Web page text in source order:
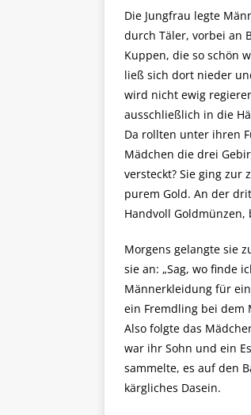
Die Jungfrau legte
durch Täler, vorbei an
Kuppen, die so schön
ließ sich dort nieder
wird nicht ewig
ausschließlich in die
Da rollten unter ihren
Mädchen die drei
versteckt? Sie ging
purem Gold. An der
Handvoll
Morgens gelangte sie
sie an: „Sag, wo finde
Männerkleidung für
ein Fremdling bei dem
Also folgte das
war ihr Sohn und ein
sammelte, es auf den
kärgliches Dasein.